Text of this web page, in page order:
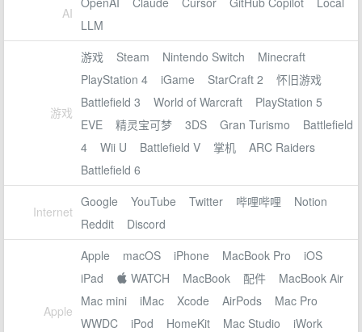
AI
LLM
游戏
游戏 Steam Nintendo Switch
Minecraft
PlayStation 4
iGame StarCraft 2
怀旧游戏
Battlefield 3
World of Warcraft
PlayStation 5
EVE
精灵宝可梦 3DS Gran Turismo
Battlefield
4
Wii U Battlefield V 掌机
ARC Raiders
Battlefield 6
Internet
Google YouTube Twitter 哔哩哔哩
Notion
Reddit
Discord
Apple
Apple macOS iPhone MacBook Pro
iOS
iPad
 WATCH MacBook 配件
MacBook Air
Mac mini
iMac Xcode AirPods
Mac Pro
WWDC
iPod HomeKit Mac Studio
iWork